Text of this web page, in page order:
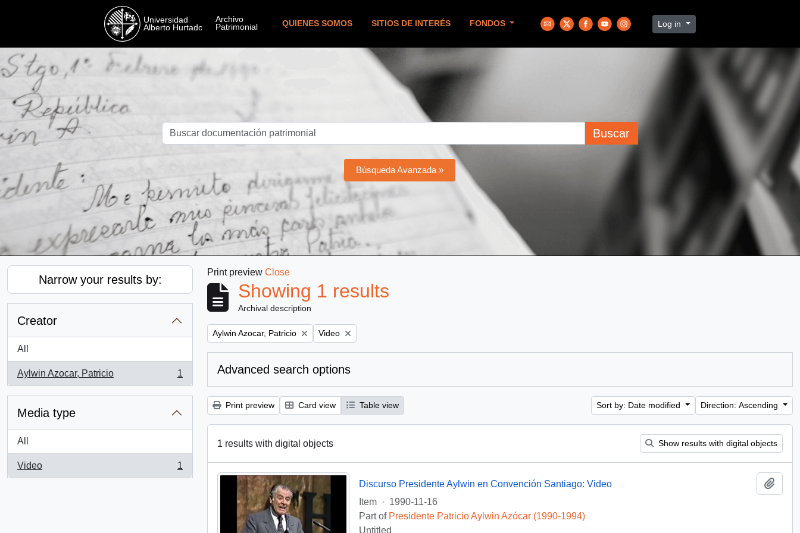
QUIENES SOMOS SITIOS DE INTERÉS FONDOS Log in
Buscar
Búsqueda Avanzada »
Narrow your results by:
Creator
All
Aylwin Azocar, Patricio
, 1 results
1
Media type
All
Video
, 1 results
1
Print preview Close
Showing 1 results
Archival description
Remove filter:
Aylwin Azocar, Patricio Remove filter:
Video
Advanced search options
Print preview Card view Table view Sort by: Date modified Direction: Ascending
1 results with digital objects Show results with digital objects
Discurso Presidente Aylwin en Convención Santiago: Video
Item
· 1990-11-16
Part of Presidente Patricio Aylwin Azócar (1990-1994)
Untitled